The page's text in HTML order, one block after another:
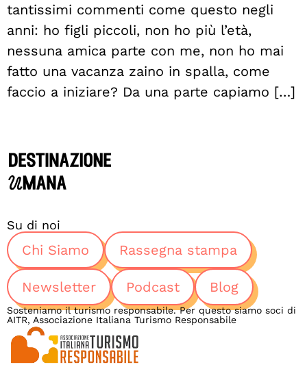
tantissimi commenti come questo negli
anni: ho figli piccoli, non ho più l’età,
nessuna amica parte con me, non ho mai
fatto una vacanza zaino in spalla, come
faccio a iniziare? Da una parte capiamo […]
Su di noi
Chi Siamo Rassegna stampa
Newsletter Podcast Blog
Sosteniamo il turismo responsabile. Per questo siamo soci di
AITR, Associazione Italiana Turismo Responsabile